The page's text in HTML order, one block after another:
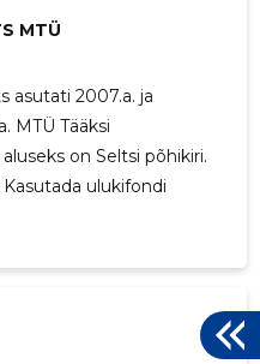
MTÜ
asutati 2007.a. ja
MTÜ Tääksi
on Seltsi põhikiri.
ulukifondi